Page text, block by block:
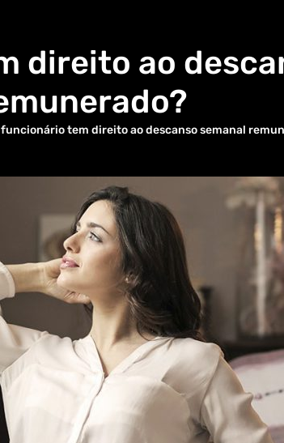
direito ao
tem direito ao descanso semanal